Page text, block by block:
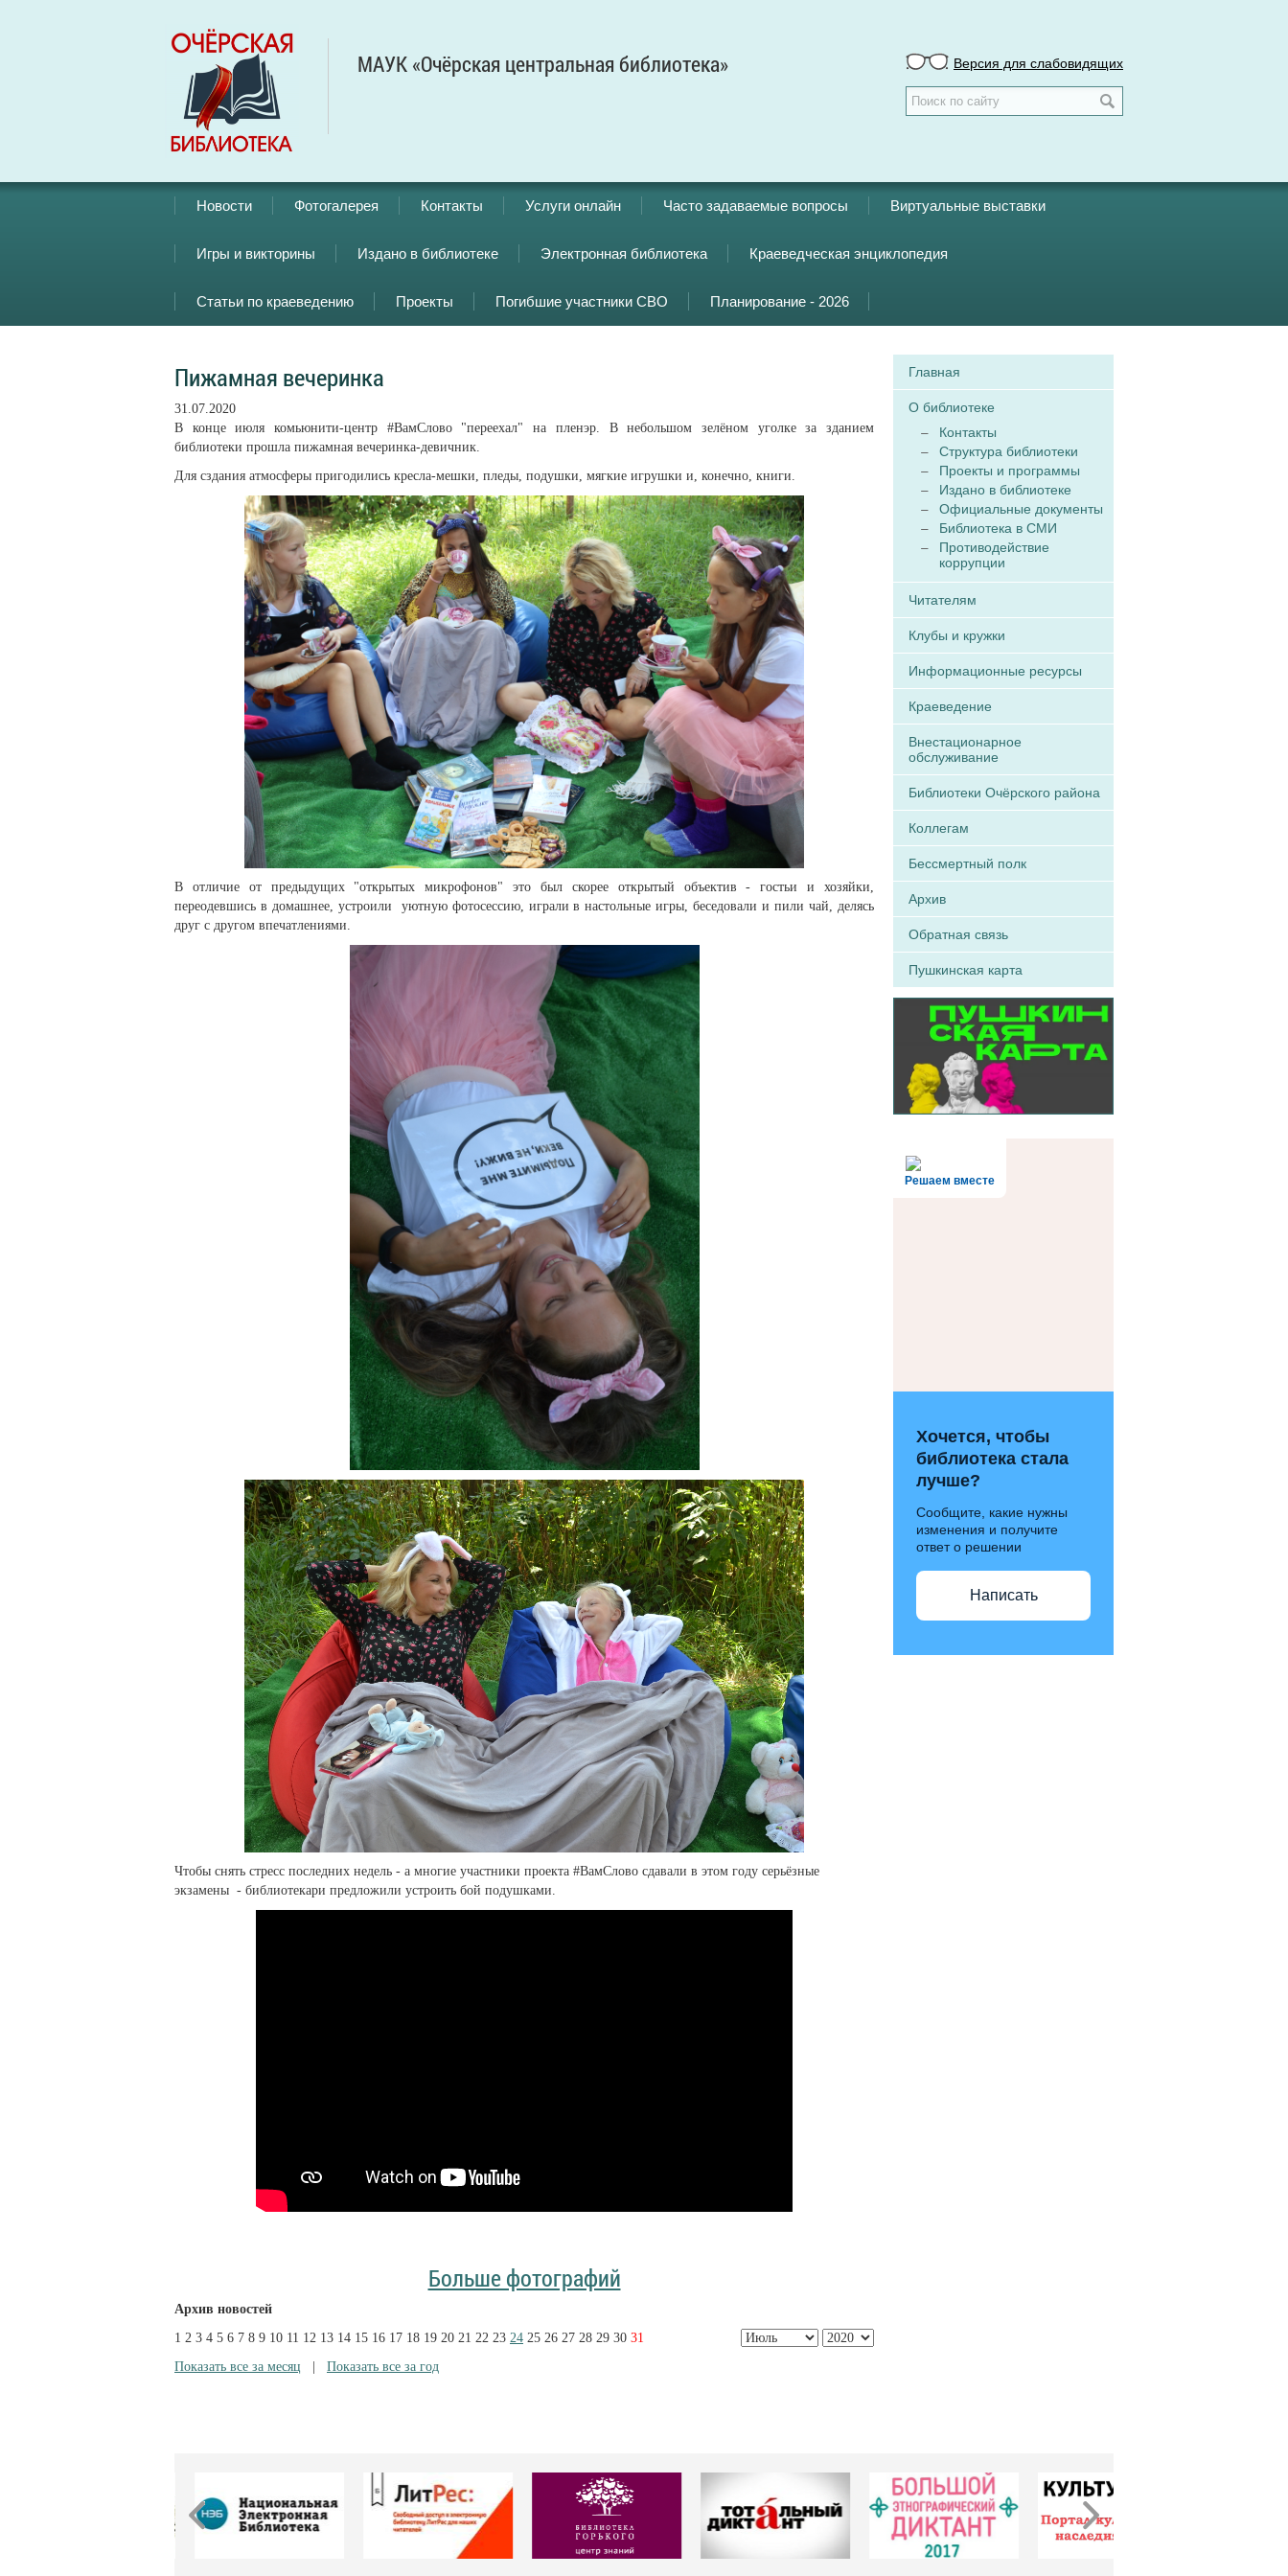
МАУК «Очёрская центральная библиотека» Версия для слабовидящих
Новости Фотогалерея Контакты Услуги онлайн Часто задаваемые вопросы Виртуальные выставки
Игры и викторины Издано в библиотеке Электронная библиотека Краеведческая энциклопедия
Статьи по краеведению Проекты Погибшие участники СВО Планирование - 2026
Пижамная вечеринка
31.07.2020
В конце июля комьюнити-центр #ВамСлово "переехал" на пленэр. В небольшом зелёном уголке за зданием
библиотеки прошла пижамная вечеринка-девичник.
Для сздания атмосферы пригодились кресла-мешки, пледы, подушки, мягкие игрушки и, конечно, книги.
В отличие от предыдущих "открытых микрофонов" это был скорее открытый объектив - гостьи и хозяйки,
переодевшись в домашнее, устроили уютную фотосессию, играли в настольные игры, беседовали и пили чай, делясь
друг с другом впечатлениями.
Чтобы снять стресс последних недель - а многие участники проекта #ВамСлово сдавали в этом году серьёзные
экзамены - библиотекари предложили устроить бой подушками.
Больше фотографий
Архив новостей
1 2 3 4 5 6 7 8 9 10 11 12 13 14 15 16 17 18 19 20 21 22 23 24 25 26 27 28 29 30 31
Показать все за месяц
Показать все за год
Главная
О библиотеке
Контакты
Структура библиотеки
Проекты и программы
Издано в библиотеке
Официальные документы
Библиотека в СМИ
Противодействие
коррупции
Читателям
Клубы и кружки
Информационные ресурсы
Краеведение
Внестационарное
обслуживание
Библиотеки Очёрского района
Коллегам
Бессмертный полк
Архив
Обратная связь
Пушкинская карта
Решаем вместе
Хочется, чтобы
библиотека стала
лучше?
Сообщите, какие нужны
изменения и получите
ответ о решении
Написать